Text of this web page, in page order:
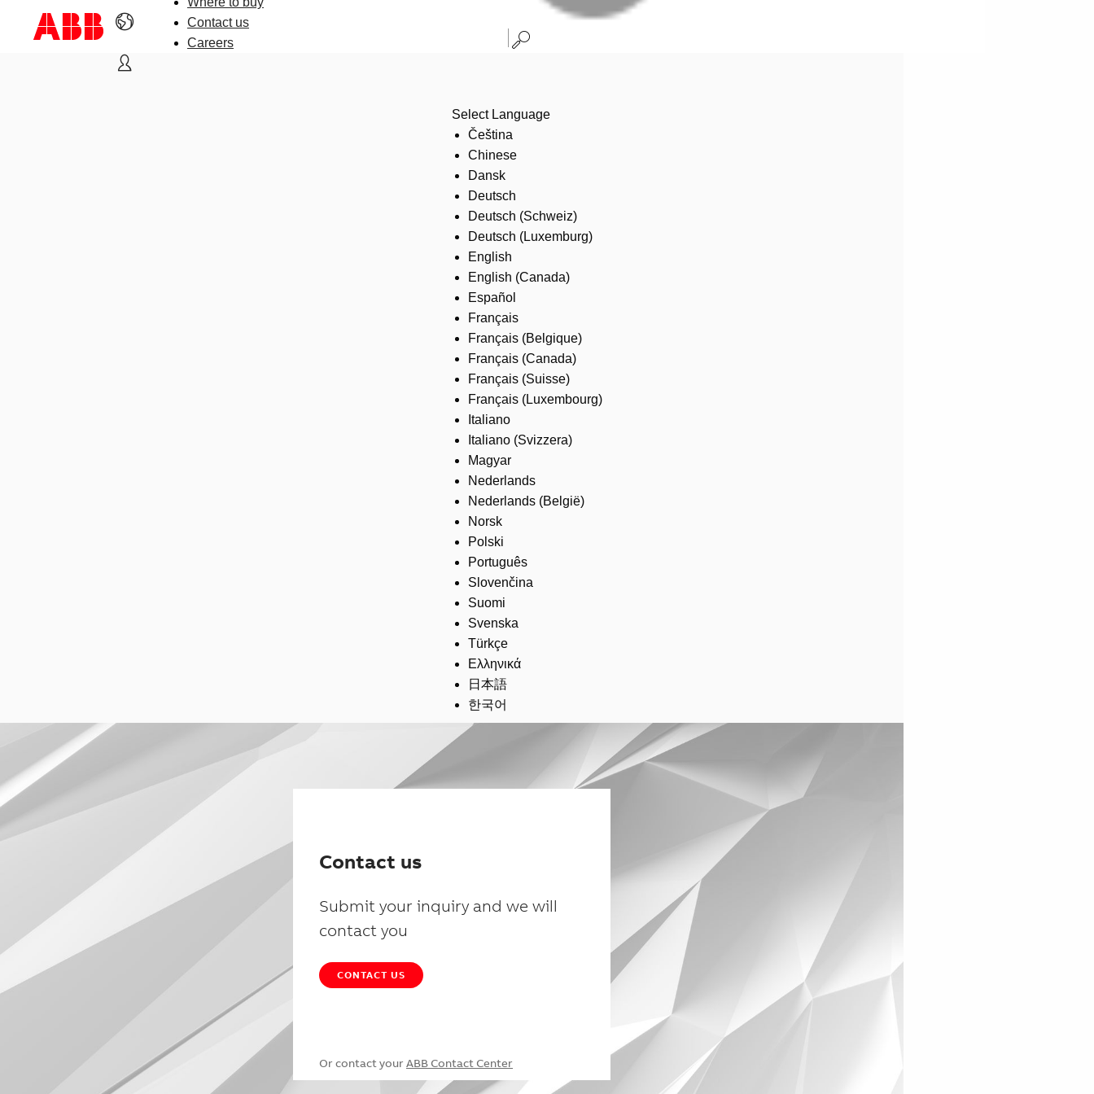
Contact us
Careers
Select Language
Čeština
Chinese
Dansk
Deutsch
Deutsch (Schweiz)
Deutsch (Luxemburg)
English
English (Canada)
Español
Français
Français (Belgique)
Français (Canada)
Français (Suisse)
Français (Luxembourg)
Italiano
Italiano (Svizzera)
Magyar
Nederlands
Nederlands (België)
Norsk
Polski
Português
Slovenčina
Suomi
Svenska
Türkçe
Ελληνικά
日本語
한국어
Contact us
Submit your inquiry and we will
contact you
CONTACT US
Or contact your ABB Contact Center